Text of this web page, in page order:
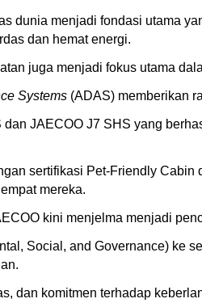
dunia menjadi fondasi utama
dan hemat energi.
juga menjadi fokus utama
Systems (ADAS) memberikan
JAECOO J7 SHS yang
sertifikasi Pet-Friendly Cabin
mereka.
kini menjelma menjadi
Social, and Governance) ke
dan komitmen terhadap